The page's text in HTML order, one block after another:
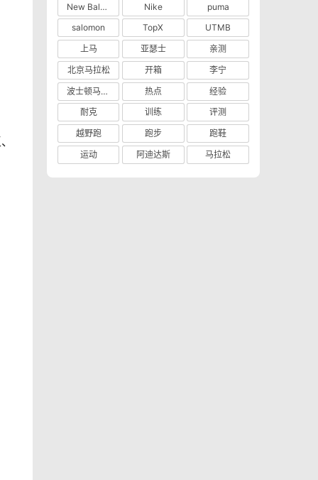
New Balance
Nike
puma
salomon
TopX
UTMB
上马
亚瑟士
亲测
北京马拉松
开箱
李宁
波士顿马拉松
热点
经验
耐克
训练
评测
越野跑
跑步
跑鞋
运动
阿迪达斯 马拉松